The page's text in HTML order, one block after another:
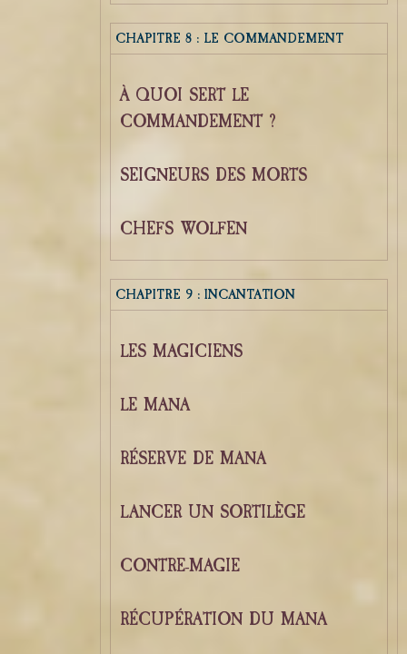
CHAPITRE 8 : LE COMMANDEMENT
À QUOI SERT LE
COMMANDEMENT ?
SEIGNEURS DES MORTS
CHEFS WOLFEN
CHAPITRE 9 : INCANTATION
LES MAGICIENS
LE MANA
RÉSERVE DE MANA
LANCER UN SORTILÈGE
CONTRE-MAGIE
RÉCUPÉRATION DU MANA